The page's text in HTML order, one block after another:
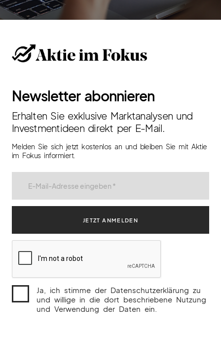
Newsletter abonnieren
Erhalten Sie exklusive Marktanalysen und
Investmentideen direkt per E-Mail.
Melden Sie sich jetzt kostenlos an und bleiben Sie mit Aktie
im Fokus informiert.
Ja, ich stimme der Datenschutzerklärung zu
und willige in die dort beschriebene Nutzung
und Verwendung der Daten ein.